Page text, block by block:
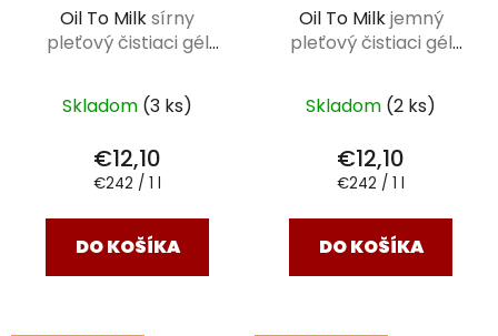
Oil To Milksírny
pleťový čistiaci gél
Skladom (3 ks)
€12,10
Jednotková
€242 / 1 l
DO KOŠÍKA
Oil To Milkjemný
pleťový čistiaci gél
Skladom (2 ks)
€12,10
Jednotková
€242 / 1 l
DO KOŠÍKA